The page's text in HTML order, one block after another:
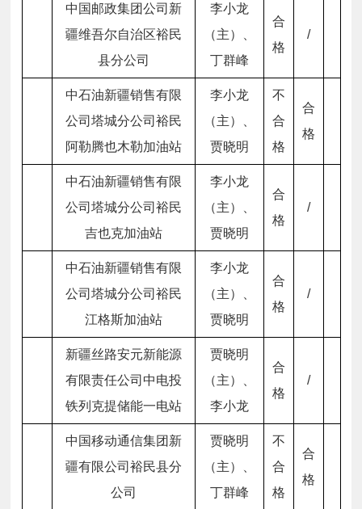
中国邮政集团公司新
疆维吾尔自治区裕民
县分公司
李小龙
（主）、
丁群峰
合
格
/
中石油新疆销售有限
公司塔城分公司裕民
阿勒腾也木勒加油站
李小龙
（主）、
贾晓明
不
合
格
合
格
中石油新疆销售有限
公司塔城分公司裕民
吉也克加油站
李小龙
（主）、
贾晓明
合
格
/
中石油新疆销售有限
公司塔城分公司裕民
江格斯加油站
李小龙
（主）、
贾晓明
合
格
/
新疆丝路安元新能源
有限责任公司中电投
铁列克提储能一电站
贾晓明
（主）、
李小龙
合
格
/
中国移动通信集团新
疆有限公司裕民县分
公司
贾晓明
（主）、
丁群峰
不
合
格
合
格